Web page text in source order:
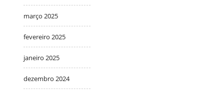
março 2025
fevereiro 2025
janeiro 2025
dezembro 2024